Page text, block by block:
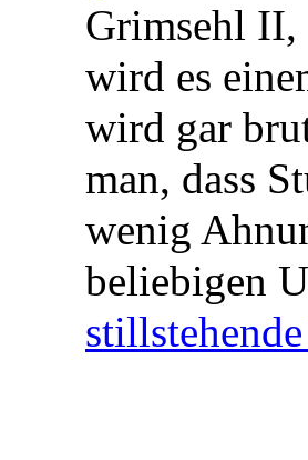
Grimsehl
wird es
wird gar
man, dass
wenig
beliebigen